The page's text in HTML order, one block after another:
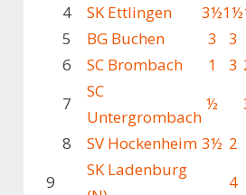
4
SK Ettlingen 3½1½
5
BG Buchen 3 3
6
SC Brombach 1 3
7
SC
Untergrombach
½
8
SV Hockenheim 3½ 2
9
SK Ladenburg
4